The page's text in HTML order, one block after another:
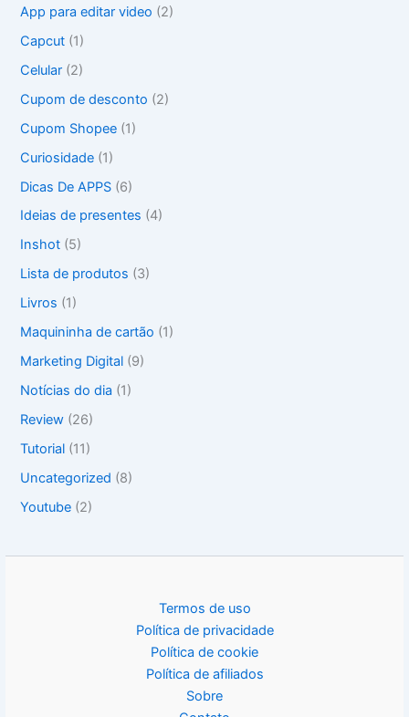
a
p
o
:
App para editar video (2)
Capcut (1)
Celular (2)
Cupom de desconto (2)
Cupom Shopee (1)
Curiosidade (1)
Dicas De APPS (6)
Ideias de presentes (4)
Inshot (5)
Lista de produtos (3)
Livros (1)
Maquininha de cartão (1)
Marketing Digital (9)
Notícias do dia (1)
Review (26)
Tutorial (11)
Uncategorized (8)
Youtube (2)
Termos de uso
Política de privacidade
Política de cookie
Política de afiliados
Sobre